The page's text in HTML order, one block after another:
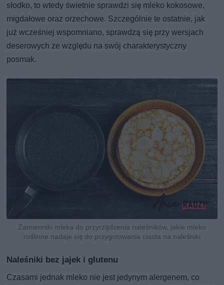
słodko, to wtedy świetnie sprawdzi się mleko kokosowe,
migdałowe oraz orzechowe. Szczególnie te ostatnie, jak
już wcześniej wspomniano, sprawdzą się przy wersjach
deserowych ze względu na swój charakterystyczny
posmak.
Zamienniki mleka do przyrządzenia naleśników, jakie mleko
roślinne nadaje się do przygotowania ciasta na naleśniki
Naleśniki bez jajek i glutenu
Czasami jednak mleko nie jest jedynym alergenem, co